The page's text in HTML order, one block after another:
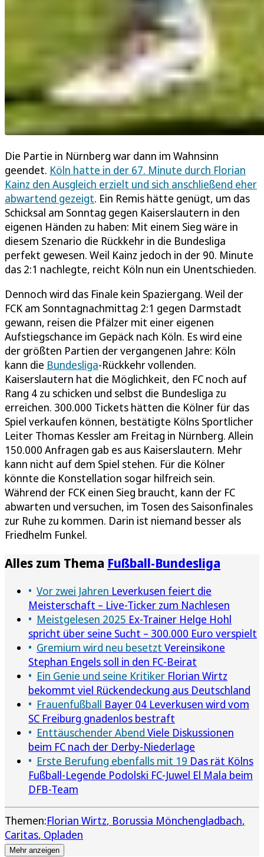
Die Partie in Nürnberg war dann im Wahnsinn
geendet. Köln hatte in der 67. Minute durch Florian
Kainz den Ausgleich erzielt und sich anschließend eher
abwartend gezeigt. Ein Remis hätte genügt, um das
Schicksal am Sonntag gegen Kaiserslautern in den
eigenen Händen zu haben: Mit einem Sieg wäre in
diesem Szenario die Rückkehr in die Bundesliga
perfekt gewesen. Weil Kainz jedoch in der 90. Minute
das 2:1 nachlegte, reicht Köln nun ein Unentschieden.
Dennoch wird das Finale kein Spaziergang. Weil der
FCK am Sonntagnachmittag 2:1 gegen Darmstadt
gewann, reisen die Pfälzer mit einer eigenen
Aufstiegschance im Gepäck nach Köln. Es wird eine
der größten Partien der vergangenen Jahre: Köln
kann die Bundesliga-Rückkehr vollenden.
Kaiserslautern hat die Möglichkeit, den FC noch auf
Rang 4 zu schicken und selbst die Bundesliga zu
erreichen. 300.000 Tickets hätten die Kölner für das
Spiel verkaufen können, bestätigte Kölns Sportlicher
Leiter Thomas Kessler am Freitag in Nürnberg. Allein
150.000 Anfragen gab es aus Kaiserslautern. Mehr
kann nicht auf dem Spiel stehen. Für die Kölner
könnte die Konstellation sogar hilfreich sein.
Während der FCK einen Sieg braucht, kann der FC
abwarten und versuchen, im Tosen des Saisonfinales
zur Ruhe zu kommen. Darin ist niemand besser als
Friedhelm Funkel.
Alles zum Thema Fußball-Bundesliga
Vor zwei Jahren Leverkusen feiert die
Meisterschaft – Live-Ticker zum Nachlesen
Meistgelesen 2025 Ex-Trainer Helge Hohl
spricht über seine Sucht – 300.000 Euro verspielt
Gremium wird neu besetzt Vereinsikone
Stephan Engels soll in den FC-Beirat
Ein Genie und seine Kritiker Florian Wirtz
bekommt viel Rückendeckung aus Deutschland
Frauenfußball Bayer 04 Leverkusen wird vom
SC Freiburg gnadenlos bestraft
Enttäuschender Abend Viele Diskussionen
beim FC nach der Derby-Niederlage
Erste Berufung ebenfalls mit 19 Das rät Kölns
Fußball-Legende Podolski FC-Juwel El Mala beim
DFB-Team
Themen:Florian Wirtz Borussia Mönchengladbach
Caritas Opladen
Mehr anzeigen